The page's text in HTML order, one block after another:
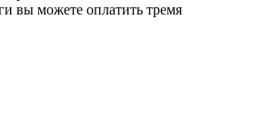
вы можете оплатить тремя